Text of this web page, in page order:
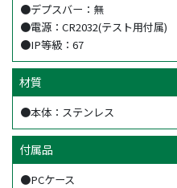
●デプスバー：無
●電源：CR2032(テスト用付属)
●IP等級：67
材質
●本体：ステンレス
付属品
●PCケース